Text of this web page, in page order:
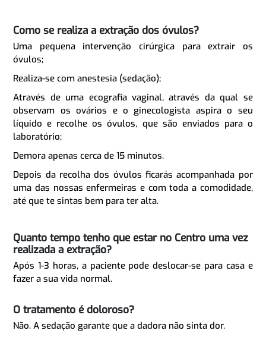
Como se realiza a extração dos óvulos?
Uma pequena intervenção cirúrgica para extrair os
óvulos;
Realiza-se com anestesia (sedação);
Através de uma ecografia vaginal, através da qual se
observam os ovários e o ginecologista aspira o seu
líquido e recolhe os óvulos, que são enviados para o
laboratório;
Demora apenas cerca de 15 minutos.
Depois da recolha dos óvulos ficarás acompanhada por
uma das nossas enfermeiras e com toda a comodidade,
até que te sintas bem para ter alta.
Quanto tempo tenho que estar no Centro uma vez
realizada a extração?
Após 1-3 horas, a paciente pode deslocar-se para casa e
fazer a sua vida normal.
O tratamento é doloroso?
Não. A sedação garante que a dadora não sinta dor.